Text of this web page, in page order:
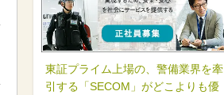
東証プライム上場の、警備業界を牽
引する「SECOM」がどこよりも優